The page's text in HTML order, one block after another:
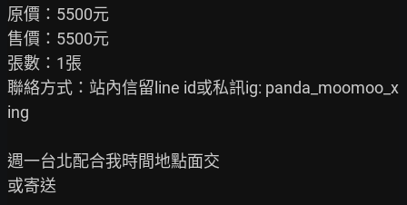
原價：5500元
售價：5500元
張數：1張
聯絡方式：站內信留line id或私訊ig: panda_moomoo_x
ing
週一台北配合我時間地點面交
或寄送